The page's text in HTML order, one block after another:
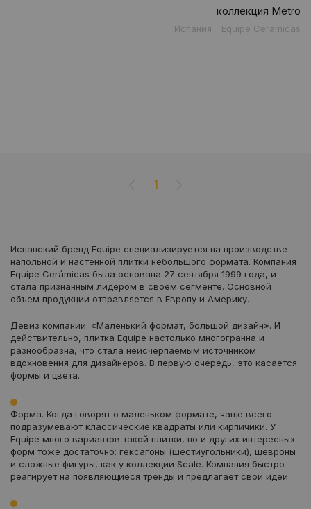
коллекция Metro
Испания Equipe Ceramicas
1
Испанский бренд Equipe специализируется на производстве
напольной и настенной плитки небольшого формата. Компания
Equipe Cerámicas была основана 27 сентября 1999 года, и
стала признанным лидером в своем сегменте. Основной
объем продукции отправляется в Европу и Америку.
Девиз компании: «Маленький формат, большой дизайн». И
действительно, плитка Equipe настолько многогранна и
разнообразна, что стала неисчерпаемым источником
вдохновения для дизайнеров. В первую очередь, это касается
формы и цвета.
Форма. Когда говорят о маленьком формате, чаще всего
подразумевают классические квадраты или кирпичики. У
Equipe много вариантов такой плитки, но и других интересных
форм тоже достаточно: гексагоны (шестиугольники), шевроны
и сложные фигуры, как у коллекции Scale. Компания быстро
реагирует на появляющиеся тренды и предлагает свои идеи.